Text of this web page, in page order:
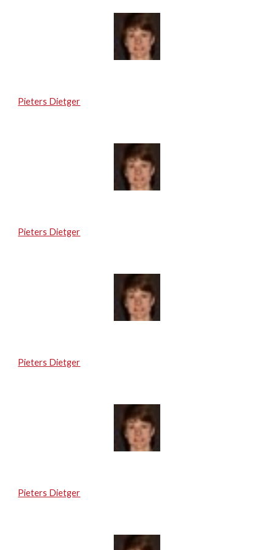
Pieters Dietger
Pieters Dietger
Pieters Dietger
Pieters Dietger